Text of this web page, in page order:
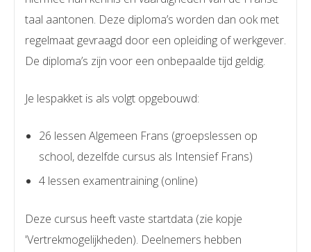
taal aantonen. Deze diploma’s worden dan ook met
regelmaat gevraagd door een opleiding of werkgever.
De diploma’s zijn voor een onbepaalde tijd geldig.
Je lespakket is als volgt opgebouwd:
26 lessen Algemeen Frans (groepslessen op
school, dezelfde cursus als Intensief Frans)
4 lessen examentraining (online)
Deze cursus heeft vaste startdata (zie kopje
'Vertrekmogelijkheden). Deelnemers hebben